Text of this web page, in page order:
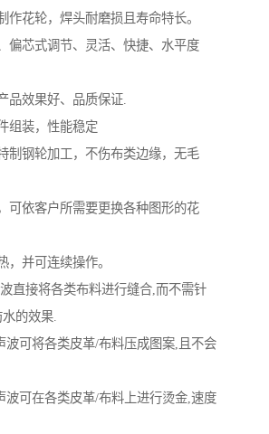
作花轮，焊头耐磨损且寿命特长。
偏芯式调节、灵活、快捷、水平度
品效果好、品质保证.
组装，性能稳定
制钢轮加工，不伤布类边缘，无毛
可依客户所需要更换各种图形的花
，并可连续操作。
直接将各类布料进行缝合,而不需针
的效果.
波可将各类皮革/布料压成图案,且不会
波可在各类皮革/布料上进行烫金,速度